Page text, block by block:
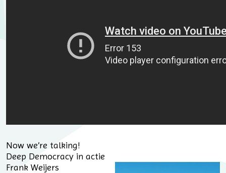
Now we’re talking!
Deep Democracy in actie
Frank Weijers